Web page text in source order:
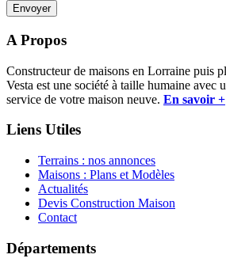
A Propos
Constructeur de maisons en Lorraine puis
Vesta est une société à taille humaine avec
service de votre maison neuve. En savoir +
Liens Utiles
Terrains : nos annonces
Maisons : Plans et Modèles
Actualités
Devis Construction Maison
Contact
Départements